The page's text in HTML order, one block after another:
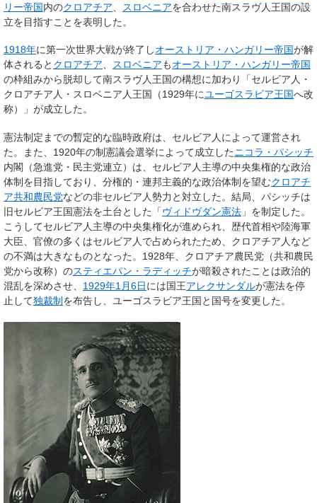
リー帝国内のクロアチア スロベニアを合わせた南スラヴ人王国の設
立を目指すことを表明した。
1918年に第一次世界大戦が終了しオーストリア・ハンガリー帝国が解
体されると クロアチア、 スロベニアもオーストリア・ハンガリー帝国
の枠組みから脱却して南スラヴ人王国の構想に加わり「セルビア人・
クロアチア人・スロベニア人王国（1929年にユーゴスラビア王国へ改
称）」が成立した。
憲法制定までの暫定的な臨時政府は、セルビア人によって運営され
た。また、1920年の制憲議会選挙によって成立したニコラ・パシッチ
内閣（急進党・民主党連立）は、セルビア人主導の中央集権的な政治
体制を目指しており、分権的・連邦主義的な政治体制を望むクロアチ
ア共和農民党などの非セルビア人勢力と対立した。結局、パシッチは
旧セルビア王国憲法を土台とした「ヴィドヴダン憲法 」を制定した。
こうしてセルビア人主導の中央集権化が進められ、歴代首相や陸海軍
大臣、官僚の多くはセルビア人で占められたため、クロアチア人など
の不満は大きなものとなった。1928年、クロアチア農民党（共和農民
党から改称）のスティエパン・ラディッチが暗殺されたことは政治的
混乱を深めさせ、 1929年1月6日には国王アレクサンダルが憲法を停
止して独裁制 を布告し、 ユーゴスラビア王国 と国号を変更した。